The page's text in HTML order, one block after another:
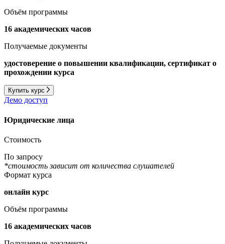
Объём программы
16 академических часов
Получаемые документы
удостоверение о повышении квалификации, сертификат о
прохождении курса
Купить курс
Демо доступ
Юридические лица
Стоимость
По запросу
*стоимость зависит от количества слушателей
Формат курса
онлайн курс
Объём программы
16 академических часов